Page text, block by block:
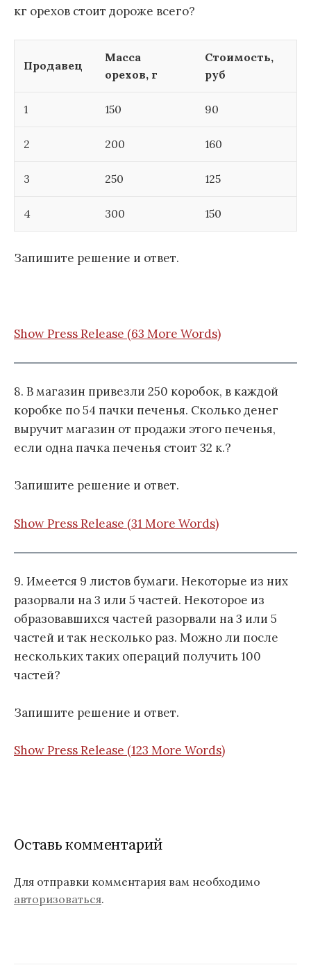
кг орехов стоит дороже всего?
Продавец
Масса
орехов, г
Стоимость,
руб
1 150 90
2 200 160
3 250 125
4 300 150
Запишите решение и ответ.
Show Press Release (63 More Words)
8. В магазин привезли 250 коробок, в каждой
коробке по 54 пачки печенья. Сколько денег
выручит магазин от продажи этого печенья,
если одна пачка печенья стоит 32 к.?
Запишите решение и ответ.
Show Press Release (31 More Words)
9. Имеется 9 листов бумаги. Некоторые из них
разорвали на 3 или 5 частей. Некоторое из
образовавшихся частей разорвали на 3 или 5
частей и так несколько раз. Можно ли после
нескольких таких операций получить 100
частей?
Запишите решение и ответ.
Show Press Release (123 More Words)
Оставь комментарий
Для отправки комментария вам необходимо
авторизоваться.